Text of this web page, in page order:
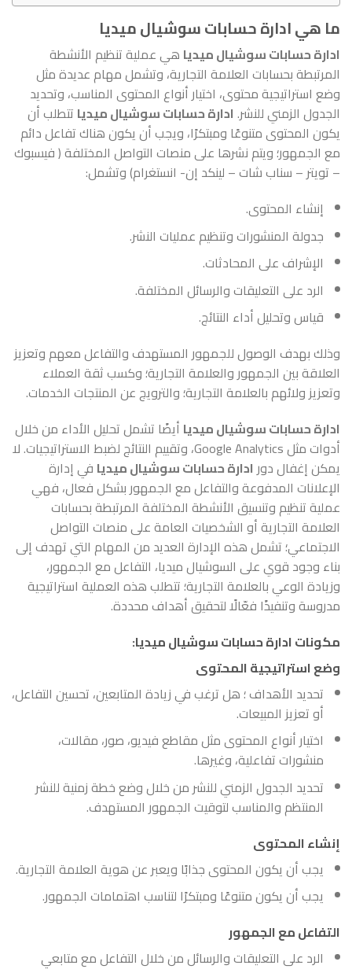
ما هي ادارة حسابات سوشيال ميديا
ادارة حسابات سوشيال ميديا هي عملية تنظيم الأنشطة
المرتبطة بحسابات العلامة التجارية، وتشمل مهام عديدة مثل
وضع استراتيجية محتوى، اختيار أنواع المحتوى المناسب، وتحديد
الجدول الزمني للنشر. ادارة حسابات سوشيال ميديا تتطلب أن
يكون المحتوى متنوعًا ومبتكرًا، ويجب أن يكون هناك تفاعل دائم
مع الجمهور؛ ويتم نشرها على منصات التواصل المختلفة ( فيسبوك
– تويتر – سناب شات – لينكد إن- انستغرام) وتشمل:
إنشاء المحتوى.
جدولة المنشورات وتنظيم عمليات النشر.
الإشراف على المحادثات.
الرد على التعليقات والرسائل المختلفة.
قياس وتحليل أداء النتائج.
وذلك بهدف الوصول للجمهور المستهدف والتفاعل معهم وتعزيز
العلاقة بين الجمهور والعلامة التجارية؛ وكسب ثقة العملاء
وتعزيز ولائهم بالعلامة التجارية؛ والترويج عن المنتجات الخدمات.
ادارة حسابات سوشيال ميديا أيضًا تشمل تحليل الأداء من خلال
أدوات مثل Google Analytics، وتقييم النتائج لضبط الاستراتيجيات. لا
يمكن إغفال دور ادارة حسابات سوشيال ميديا في إدارة
الإعلانات المدفوعة والتفاعل مع الجمهور بشكل فعال، فهي
عملية تنظيم وتنسيق الأنشطة المختلفة المرتبطة بحسابات
العلامة التجارية أو الشخصيات العامة على منصات التواصل
الاجتماعي؛ تشمل هذه الإدارة العديد من المهام التي تهدف إلى
بناء وجود قوي على السوشيال ميديا، التفاعل مع الجمهور،
وزيادة الوعي بالعلامة التجارية؛ تتطلب هذه العملية استراتيجية
مدروسة وتنفيذًا فعّالًا لتحقيق أهداف محددة.
مكونات ادارة حسابات سوشيال ميديا:
وضع استراتيجية المحتوى
تحديد الأهداف ؛ هل ترغب في زيادة المتابعين، تحسين التفاعل،
أو تعزيز المبيعات.
اختيار أنواع المحتوى مثل مقاطع فيديو، صور، مقالات،
منشورات تفاعلية، وغيرها.
تحديد الجدول الزمني للنشر من خلال وضع خطة زمنية للنشر
المنتظم والمناسب لتوقيت الجمهور المستهدف.
إنشاء المحتوى
يجب أن يكون المحتوى جذابًا ويعبر عن هوية العلامة التجارية.
يجب أن يكون متنوعًا ومبتكرًا لتناسب اهتمامات الجمهور.
التفاعل مع الجمهور
الرد على التعليقات والرسائل من خلال التفاعل مع متابعي